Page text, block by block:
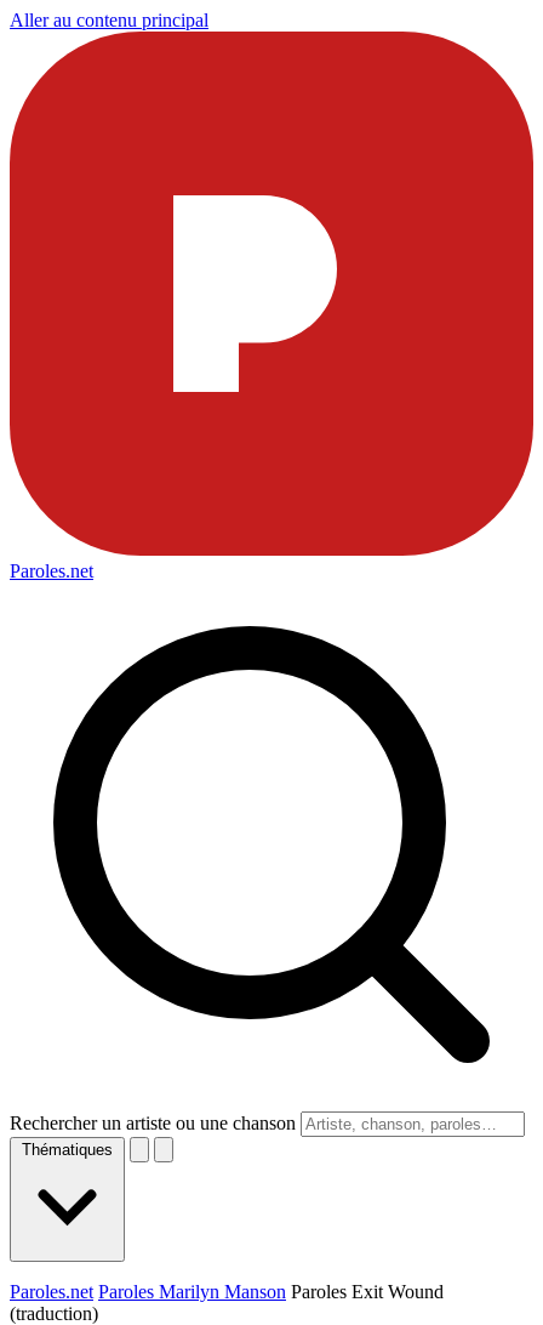
Aller au contenu principal
Paroles.net
Rechercher un artiste ou une chanson
Thématiques
Paroles.net Paroles Marilyn Manson Paroles Exit Wound
(traduction)